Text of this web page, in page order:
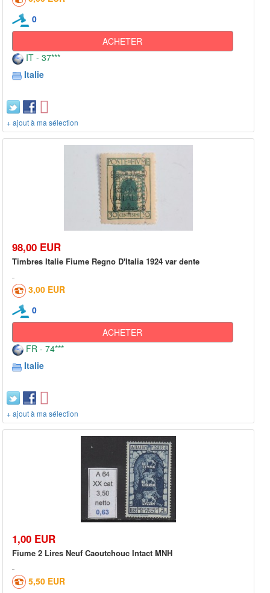
0
ACHETER
IT - 37***
Italie
+ ajout à ma sélection
98,00 EUR
Timbres Italie Fiume Regno D'Italia 1924 var dente
3,00 EUR
0
ACHETER
FR - 74***
Italie
+ ajout à ma sélection
1,00 EUR
Fiume 2 Lires Neuf Caoutchouc Intact MNH
5,50 EUR